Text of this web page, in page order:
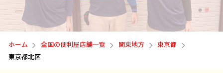
ホーム 全国の便利屋店舗一覧 関東地方
東京都
東京都北区